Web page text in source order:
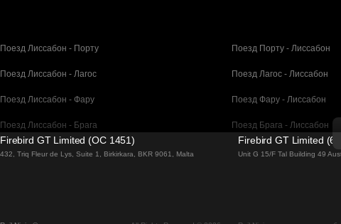
Поезд Лиссабон - Порту Поезд Порту - Лиссабон
Поезд Лиссабон - Лагос Поезд Лагос - Лиссабон
Поезд Лиссабон - Фару Поезд Фару - Лиссабон
Поезд Лиссабон - Брага Поезд Брага - Лиссабон
Поезд Барселона - Мадрид Поезд Мадрид -
Firebird GT Limited (OC 1451)
432, Triq Fleur de Lys, Suite 1, Birkirkara, BKR 9061, Malta
Firebird GT Limited
Unit G 15/F Tal Building 49